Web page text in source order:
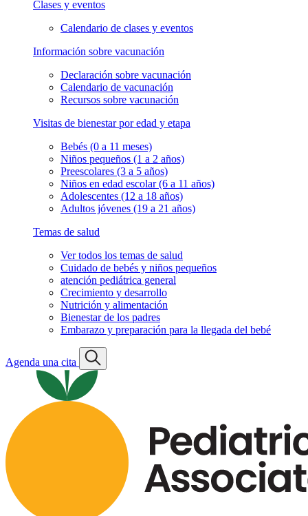
Clases y eventos
Calendario de clases y eventos
Información sobre vacunación
Declaración sobre vacunación
Calendario de vacunación
Recursos sobre vacunación
Visitas de bienestar por edad y etapa
Bebés (0 a 11 meses)
Niños pequeños (1 a 2 años)
Preescolares (3 a 5 años)
Niños en edad escolar (6 a 11 años)
Adolescentes (12 a 18 años)
Adultos jóvenes (19 a 21 años)
Temas de salud
Ver todos los temas de salud
Cuidado de bebés y niños pequeños
atención pediátrica general
Crecimiento y desarrollo
Nutrición y alimentación
Bienestar de los padres
Embarazo y preparación para la llegada del bebé
Agenda una cita